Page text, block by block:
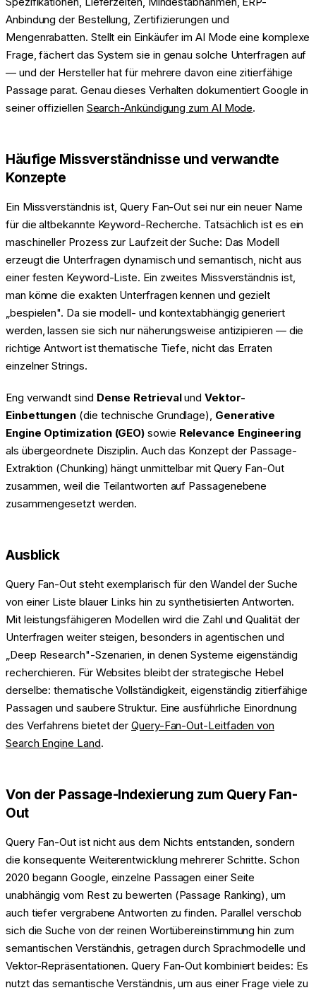
Anbindung der Bestellung, Zertifizierungen und
Mengenrabatten. Stellt ein Einkäufer im AI Mode eine komplexe
Frage, fächert das System sie in genau solche Unterfragen auf
— und der Hersteller hat für mehrere davon eine zitierfähige
Passage parat. Genau dieses Verhalten dokumentiert Google in
seiner offiziellen Search-Ankündigung zum AI Mode.
Häufige Missverständnisse und verwandte
Konzepte
Ein Missverständnis ist, Query Fan-Out sei nur ein neuer Name
für die altbekannte Keyword-Recherche. Tatsächlich ist es ein
maschineller Prozess zur Laufzeit der Suche: Das Modell
erzeugt die Unterfragen dynamisch und semantisch, nicht aus
einer festen Keyword-Liste. Ein zweites Missverständnis ist,
man könne die exakten Unterfragen kennen und gezielt
„bespielen". Da sie modell- und kontextabhängig generiert
werden, lassen sie sich nur näherungsweise antizipieren — die
richtige Antwort ist thematische Tiefe, nicht das Erraten
einzelner Strings.
Eng verwandt sind Dense RetrievalundVektor-
Einbettungen (die technische Grundlage), Generative
Engine Optimization (GEO) sowie Relevance Engineering
als übergeordnete Disziplin. Auch das Konzept der Passage-
Extraktion (Chunking) hängt unmittelbar mit Query Fan-Out
zusammen, weil die Teilantworten auf Passagenebene
zusammengesetzt werden.
Ausblick
Query Fan-Out steht exemplarisch für den Wandel der Suche
von einer Liste blauer Links hin zu synthetisierten Antworten.
Mit leistungsfähigeren Modellen wird die Zahl und Qualität der
Unterfragen weiter steigen, besonders in agentischen und
„Deep Research"-Szenarien, in denen Systeme eigenständig
recherchieren. Für Websites bleibt der strategische Hebel
derselbe: thematische Vollständigkeit, eigenständig zitierfähige
Passagen und saubere Struktur. Eine ausführliche Einordnung
des Verfahrens bietet derQuery-Fan-Out-Leitfaden von
Search Engine Land.
Von der Passage-Indexierung zum Query Fan-
Out
Query Fan-Out ist nicht aus dem Nichts entstanden, sondern
die konsequente Weiterentwicklung mehrerer Schritte. Schon
2020 begann Google, einzelne Passagen einer Seite
unabhängig vom Rest zu bewerten (Passage Ranking), um
auch tiefer vergrabene Antworten zu finden. Parallel verschob
sich die Suche von der reinen Wortübereinstimmung hin zum
semantischen Verständnis, getragen durch Sprachmodelle und
Vektor-Repräsentationen. Query Fan-Out kombiniert beides: Es
nutzt das semantische Verständnis, um aus einer Frage viele zu